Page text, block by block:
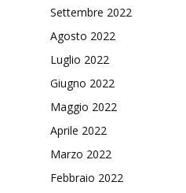
Settembre 2022
Agosto 2022
Luglio 2022
Giugno 2022
Maggio 2022
Aprile 2022
Marzo 2022
Febbraio 2022